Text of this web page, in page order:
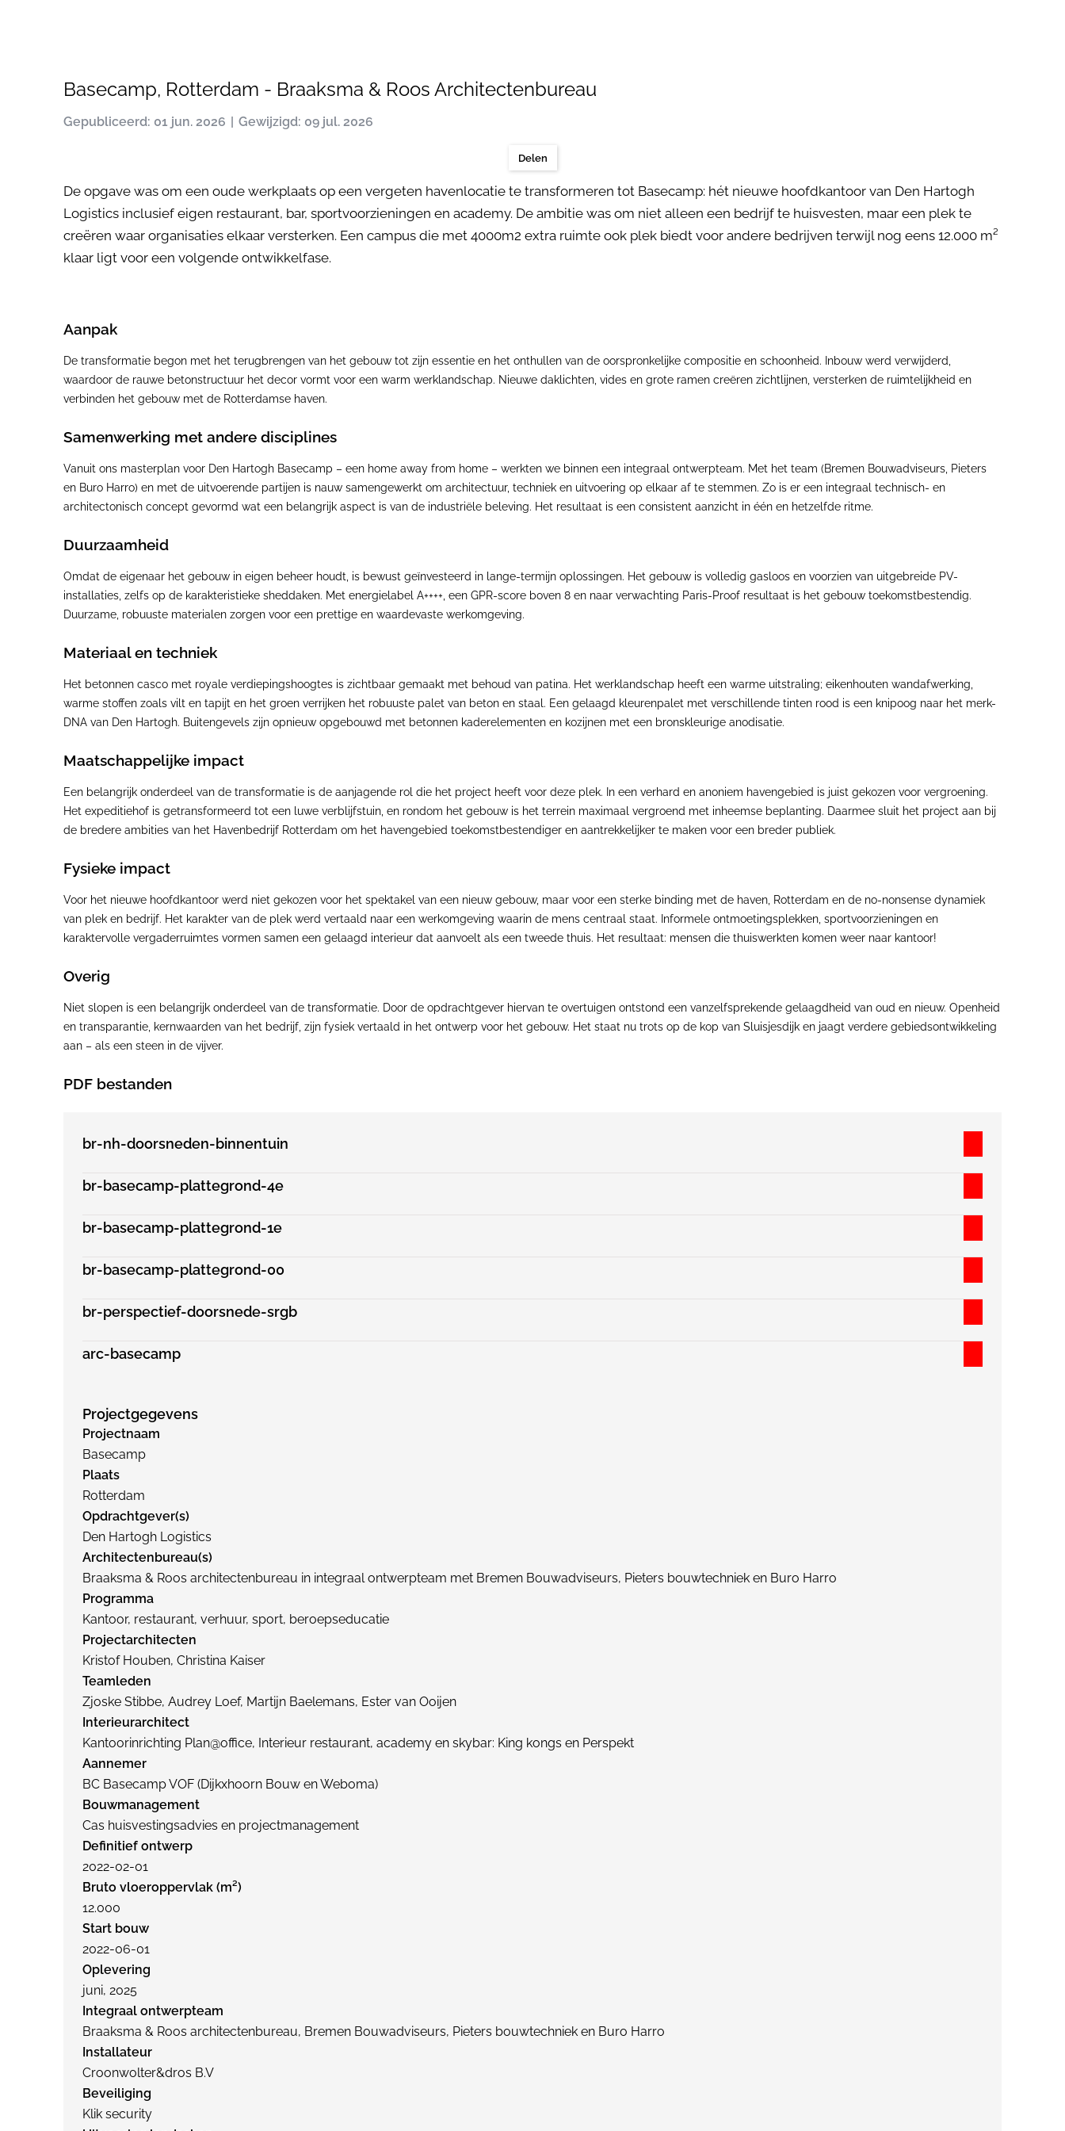
Basecamp, Rotterdam - Braaksma & Roos Architectenbureau
Gepubliceerd: 01 jun. 2026 Gewijzigd: 09 jul. 2026
Delen
De opgave was om een oude werkplaats op een vergeten havenlocatie te transformeren tot Basecamp: hét nieuwe hoofdkantoor van Den Hartogh
Logistics inclusief eigen restaurant, bar, sportvoorzieningen en academy. De ambitie was om niet alleen een bedrijf te huisvesten, maar een plek te
creëren waar organisaties elkaar versterken. Een campus die met 4000m2 extra ruimte ook plek biedt voor andere bedrijven terwijl nog eens 12.000 m²
klaar ligt voor een volgende ontwikkelfase.
Aanpak
De transformatie begon met het terugbrengen van het gebouw tot zijn essentie en het onthullen van de oorspronkelijke compositie en schoonheid. Inbouw werd verwijderd,
waardoor de rauwe betonstructuur het decor vormt voor een warm werklandschap. Nieuwe daklichten, vides en grote ramen creëren zichtlijnen, versterken de ruimtelijkheid en
verbinden het gebouw met de Rotterdamse haven.
Samenwerking met andere disciplines
Vanuit ons masterplan voor Den Hartogh Basecamp – een home away from home – werkten we binnen een integraal ontwerpteam. Met het team (Bremen Bouwadviseurs, Pieters
en Buro Harro) en met de uitvoerende partijen is nauw samengewerkt om architectuur, techniek en uitvoering op elkaar af te stemmen. Zo is er een integraal technisch- en
architectonisch concept gevormd wat een belangrijk aspect is van de industriële beleving. Het resultaat is een consistent aanzicht in één en hetzelfde ritme.
Duurzaamheid
Omdat de eigenaar het gebouw in eigen beheer houdt, is bewust geïnvesteerd in lange-termijn oplossingen. Het gebouw is volledig gasloos en voorzien van uitgebreide PV-
installaties, zelfs op de karakteristieke sheddaken. Met energielabel A++++, een GPR-score boven 8 en naar verwachting Paris-Proof resultaat is het gebouw toekomstbestendig.
Duurzame, robuuste materialen zorgen voor een prettige en waardevaste werkomgeving.
Materiaal en techniek
Het betonnen casco met royale verdiepingshoogtes is zichtbaar gemaakt met behoud van patina. Het werklandschap heeft een warme uitstraling; eikenhouten wandafwerking,
warme stoffen zoals vilt en tapijt en het groen verrijken het robuuste palet van beton en staal. Een gelaagd kleurenpalet met verschillende tinten rood is een knipoog naar het merk-
DNA van Den Hartogh. Buitengevels zijn opnieuw opgebouwd met betonnen kaderelementen en kozijnen met een bronskleurige anodisatie.
Maatschappelijke impact
Een belangrijk onderdeel van de transformatie is de aanjagende rol die het project heeft voor deze plek. In een verhard en anoniem havengebied is juist gekozen voor vergroening.
Het expeditiehof is getransformeerd tot een luwe verblijfstuin, en rondom het gebouw is het terrein maximaal vergroend met inheemse beplanting. Daarmee sluit het project aan bij
de bredere ambities van het Havenbedrijf Rotterdam om het havengebied toekomstbestendiger en aantrekkelijker te maken voor een breder publiek.
Fysieke impact
Voor het nieuwe hoofdkantoor werd niet gekozen voor het spektakel van een nieuw gebouw, maar voor een sterke binding met de haven, Rotterdam en de no-nonsense dynamiek
van plek en bedrijf. Het karakter van de plek werd vertaald naar een werkomgeving waarin de mens centraal staat. Informele ontmoetingsplekken, sportvoorzieningen en
karaktervolle vergaderruimtes vormen samen een gelaagd interieur dat aanvoelt als een tweede thuis. Het resultaat: mensen die thuiswerkten komen weer naar kantoor!
Overig
Niet slopen is een belangrijk onderdeel van de transformatie. Door de opdrachtgever hiervan te overtuigen ontstond een vanzelfsprekende gelaagdheid van oud en nieuw. Openheid
en transparantie, kernwaarden van het bedrijf, zijn fysiek vertaald in het ontwerp voor het gebouw. Het staat nu trots op de kop van Sluisjesdijk en jaagt verdere gebiedsontwikkeling
aan – als een steen in de vijver.
PDF bestanden
br-nh-doorsneden-binnentuin
br-basecamp-plattegrond-4e
br-basecamp-plattegrond-1e
br-basecamp-plattegrond-00
br-perspectief-doorsnede-srgb
arc-basecamp
Projectgegevens
Projectnaam
Basecamp
Plaats
Rotterdam
Opdrachtgever(s)
Den Hartogh Logistics
Architectenbureau(s)
Braaksma & Roos architectenbureau in integraal ontwerpteam met Bremen Bouwadviseurs, Pieters bouwtechniek en Buro Harro
Programma
Kantoor, restaurant, verhuur, sport, beroepseducatie
Projectarchitecten
Kristof Houben, Christina Kaiser
Teamleden
Zjoske Stibbe, Audrey Loef, Martijn Baelemans, Ester van Ooijen
Interieurarchitect
Kantoorinrichting Plan@office, Interieur restaurant, academy en skybar: King kongs en Perspekt
Aannemer
BC Basecamp VOF (Dijkxhoorn Bouw en Weboma)
Bouwmanagement
Cas huisvestingsadvies en projectmanagement
Definitief ontwerp
2022-02-01
Bruto vloeroppervlak (m²)
12.000
Start bouw
2022-06-01
Oplevering
juni, 2025
Integraal ontwerpteam
Braaksma & Roos architectenbureau, Bremen Bouwadviseurs, Pieters bouwtechniek en Buro Harro
Installateur
Croonwolter&dros B.V
Beveiliging
Klik security